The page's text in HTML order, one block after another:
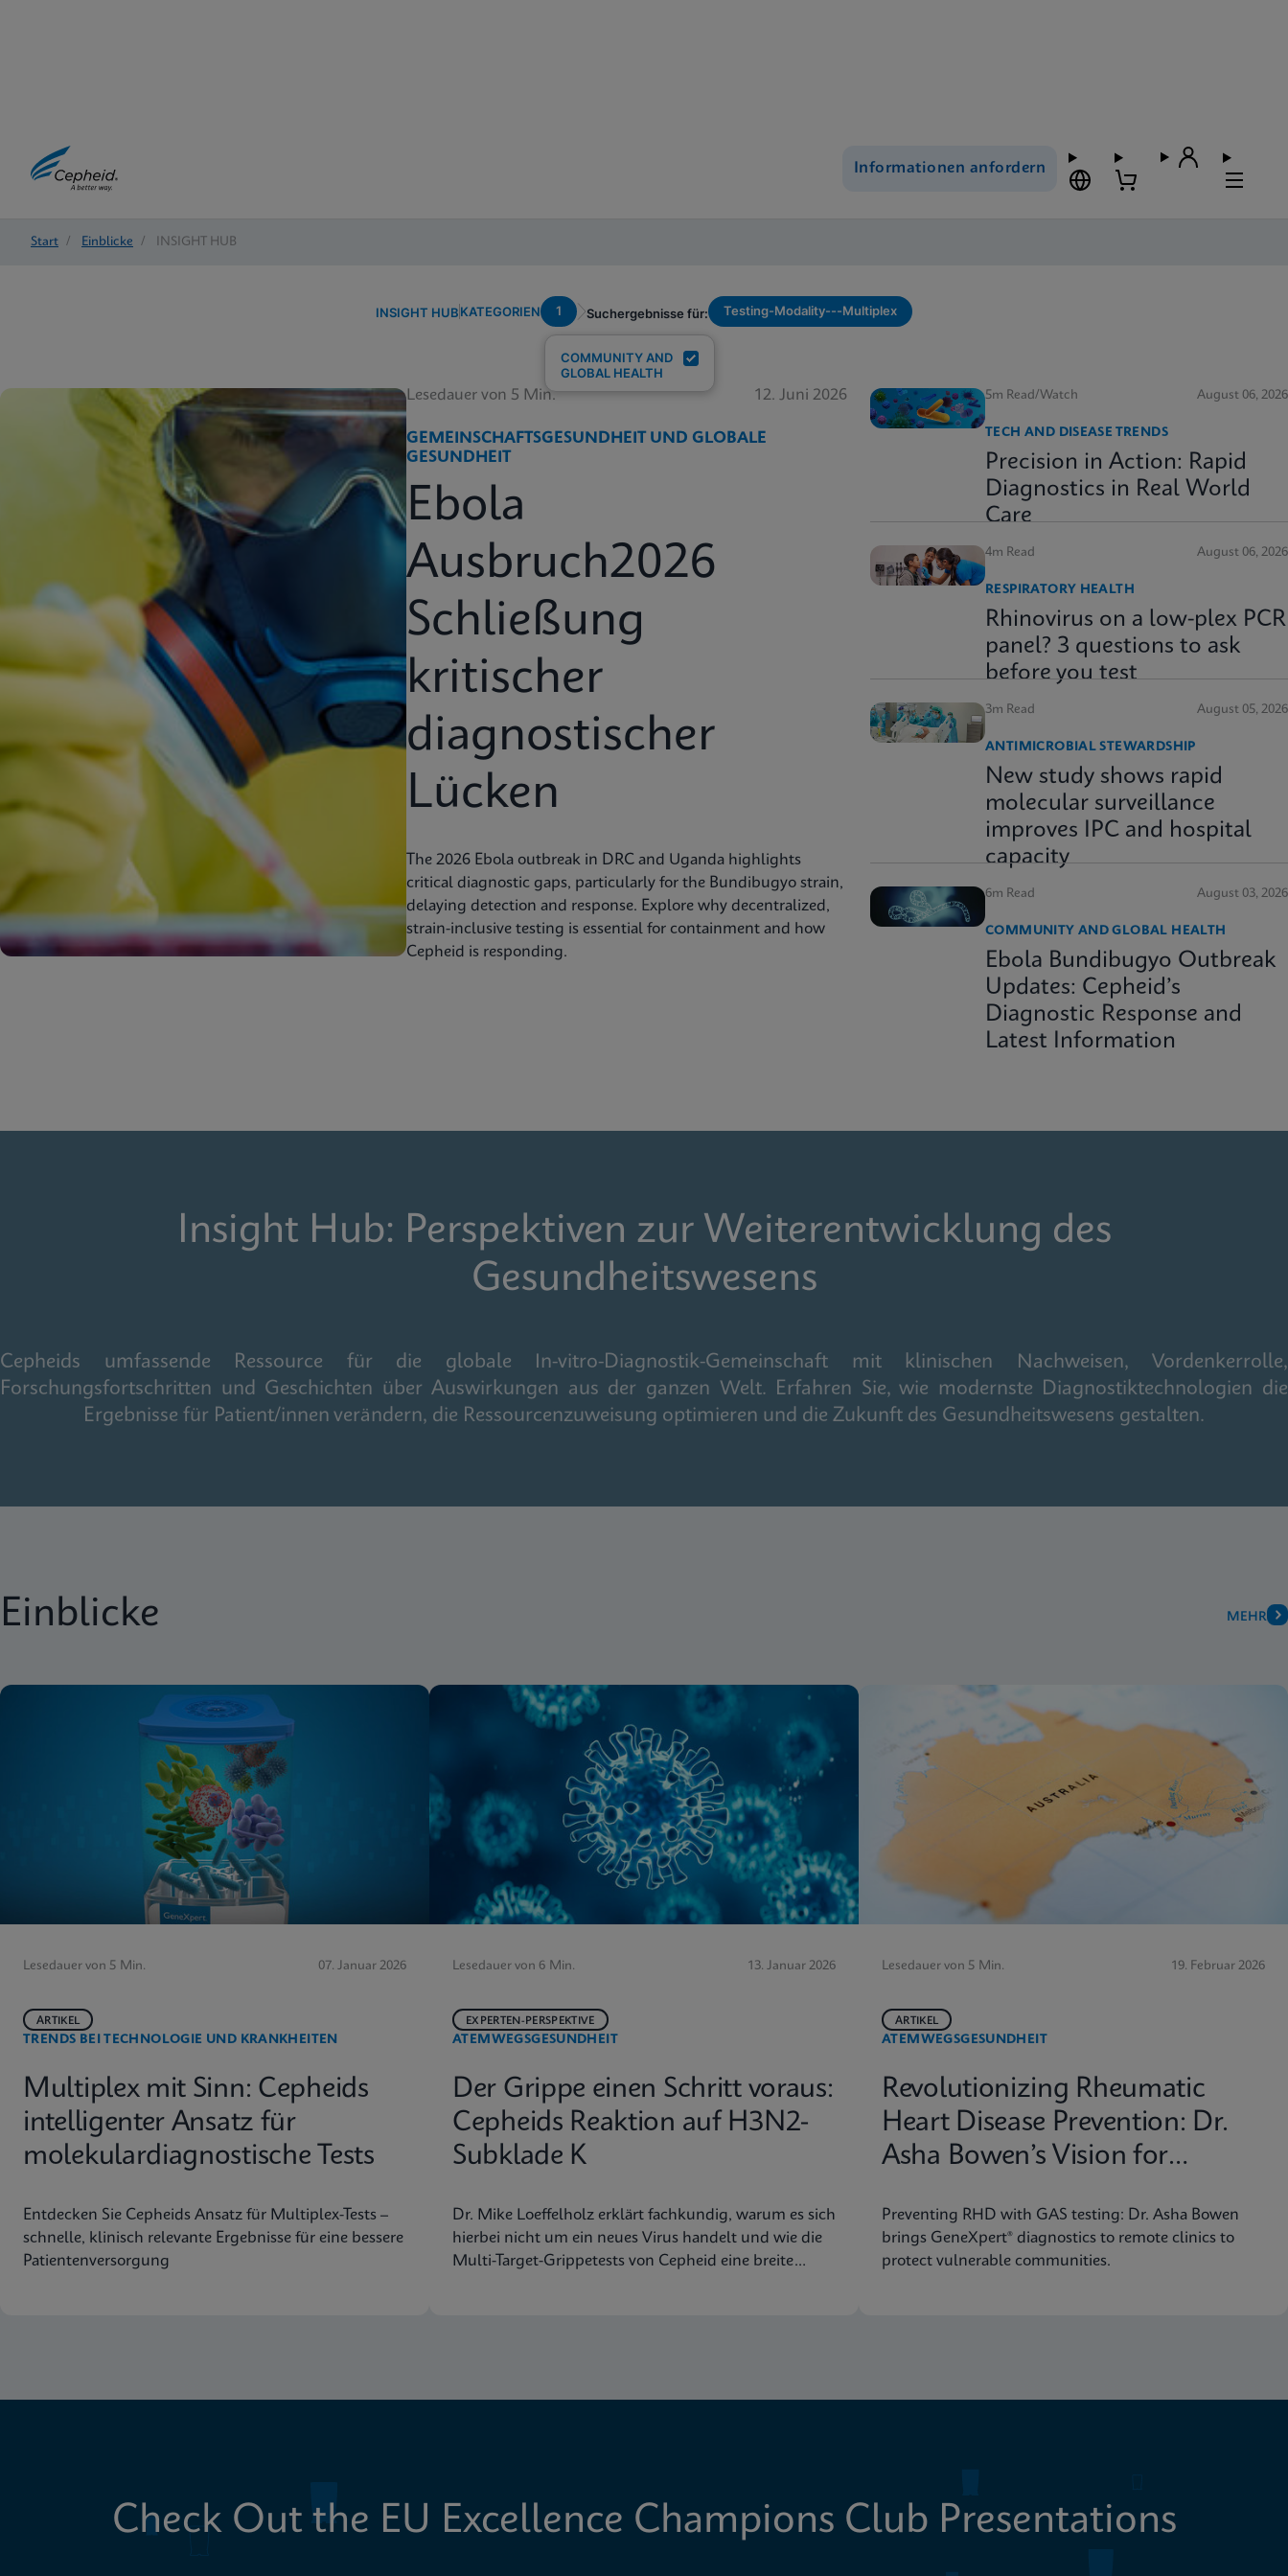
Informationen anfordern
Start / Einblicke / INSIGHT HUB
INSIGHT HUBKATEGORIEN 1
COMMUNITY AND
GLOBAL HEALTH
Suchergebnisse für: Testing-Modality---Multiplex
Lesedauer von 5 Min. 12. Juni 2026
GEMEINSCHAFTSGESUNDHEIT UND GLOBALE
GESUNDHEIT
Ebola
Ausbruch2026
Schließung
kritischer
diagnostischer
Lücken
The 2026 Ebola outbreak in DRC and Uganda highlights
critical diagnostic gaps, particularly for the Bundibugyo strain,
delaying detection and response. Explore why decentralized,
strain-inclusive testing is essential for containment and how
Cepheid is responding.
5m Read/Watch August 06, 2026
TECH AND DISEASE TRENDS
Precision in Action: Rapid
Diagnostics in Real World
Care
4m Read August 06, 2026
RESPIRATORY HEALTH
Rhinovirus on a low-plex PCR
panel? 3 questions to ask
before you test
3m Read August 05, 2026
ANTIMICROBIAL STEWARDSHIP
New study shows rapid
molecular surveillance
improves IPC and hospital
capacity
6m Read August 03, 2026
COMMUNITY AND GLOBAL HEALTH
Ebola Bundibugyo Outbreak
Updates: Cepheid’s
Diagnostic Response and
Latest Information
Insight Hub: Perspektiven zur Weiterentwicklung des
Gesundheitswesens
Cepheids umfassende Ressource für die globale In-vitro-Diagnostik-Gemeinschaft mit klinischen Nachweisen, Vordenkerrolle,
Forschungsfortschritten und Geschichten über Auswirkungen aus der ganzen Welt. Erfahren Sie, wie modernste Diagnostiktechnologien die
Ergebnisse für Patient/innen verändern, die Ressourcenzuweisung optimieren und die Zukunft des Gesundheitswesens gestalten.
Einblicke MEHR
Lesedauer von 5 Min. 07. Januar 2026
TRENDS BEI TECHNOLOGIE UND KRANKHEITEN
ARTIKEL
Multiplex mit Sinn: Cepheids
intelligenter Ansatz für
molekulardiagnostische Tests
Entdecken Sie Cepheids Ansatz für Multiplex-Tests –
schnelle, klinisch relevante Ergebnisse für eine bessere
Patientenversorgung
Lesedauer von 6 Min. 13. Januar 2026
ATEMWEGSGESUNDHEIT
EXPERTEN-PERSPEKTIVE
Der Grippe einen Schritt voraus:
Cepheids Reaktion auf H3N2-
Subklade K
Dr. Mike Loeffelholz erklärt fachkundig, warum es sich
hierbei nicht um ein neues Virus handelt und wie die
Multi-Target-Grippetests von Cepheid eine breite
Lesedauer von 5 Min. 19. Februar 2026
ATEMWEGSGESUNDHEIT
ARTIKEL
Revolutionizing Rheumatic
Heart Disease Prevention: Dr.
Asha Bowen’s Vision for
Preventing RHD with GAS testing: Dr. Asha Bowen
brings GeneXpert® diagnostics to remote clinics to
protect vulnerable communities.
Check Out the EU Excellence Champions Club Presentations